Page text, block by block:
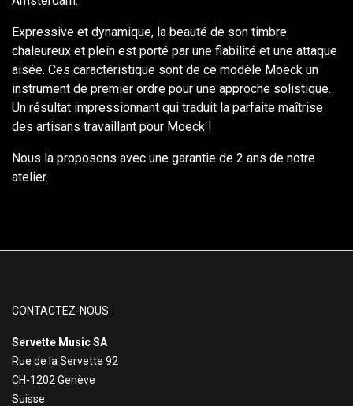
Expressive et dynamique, la beauté de son timbre
chaleureux et plein est porté par une fiabilité et une attaque
aisée. Ces caractéristique sont de ce modèle Moeck un
instrument de premier ordre pour une approche solistique.
Un résultat impressionnant qui traduit la parfaite maîtrise
des artisans travaillant pour Moeck !
Nous la proposons avec une garantie de 2 ans de notre
atelier.
CONTACTEZ-NOUS
Servette Music SA
Rue de la Servette 92
CH-1202 Genève
Suisse